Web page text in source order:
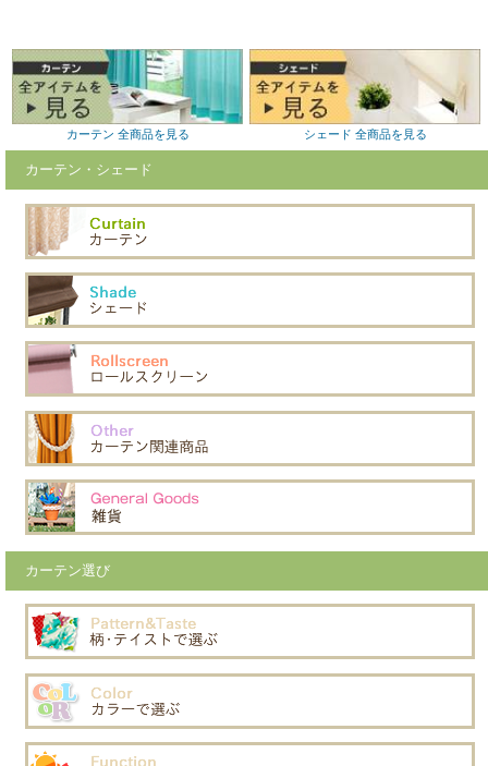
カーテン 全商品を見る シェード 全商品を見る
カーテン・シェード
カーテン選び